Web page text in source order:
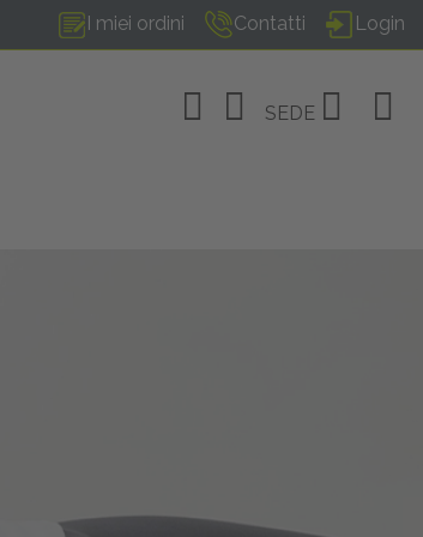
I miei ordini Contatti Login
SEDE